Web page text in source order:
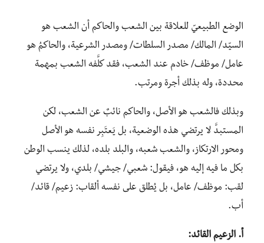
الوضع الطبيعيّ للعلاقة بين الشعب والحاكم أن الشعب هو
السيّد/ المالك/ مصدر السلطات/ ومصدر الشرعية، والحاكمُ هو
عامل/ موظف/ خادم عند الشعب، فقد كلَّفه الشعب بمهمة
محددة، وله بذلك أجرة ومرتب.
وبذلك فالشعب هو الأصل، والحاكم نائبٌ عن الشعب، لكن
المستبدَّ لا يرتضي هذه الوضعية، بل يَعتَبِر نفسه هو الأصل
ومحور الارتكاز، والشعب شعبه، والبلد بلده، لذلك ينسب الوطن
بكل ما فيه إليه هو، فيقول: شعبي/ جيشي/ بلدي، ولا يرتضي
لقب: موظف/ عامل، بل يُطلق على نفسه ألقاب: زعيم/ قائد/
أب.
أ. الزعيم القائد: